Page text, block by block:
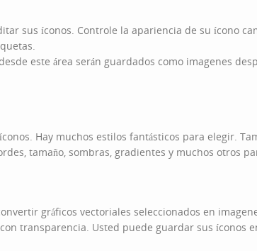
sus íconos. Controle la apariencia de su ícono
este área serán guardados como imagenes
Hay muchos estilos fantásticos para elegir.
tamaño, sombras, gradientes y muchos otros
gráficos vectoriales seleccionados en
transparencia. Usted puede guardar sus íconos